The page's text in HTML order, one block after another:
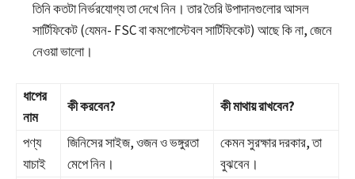
তিনি কতটা নির্ভরযোগ্য তা দেখে নিন। তার তৈরি উপাদানগুলোর আসল
সার্টিফিকেট (যেমন- FSC বা কমপোস্টেবল সার্টিফিকেট) আছে কি না, জেনে
নেওয়া ভালো।
ধাপের
নাম
কী করবেন? কী মাথায় রাখবেন?
পণ্য
যাচাই
জিনিসের সাইজ, ওজন ও ভঙ্গুরতা
মেপে নিন।
কেমন সুরক্ষার দরকার, তা
বুঝবেন।